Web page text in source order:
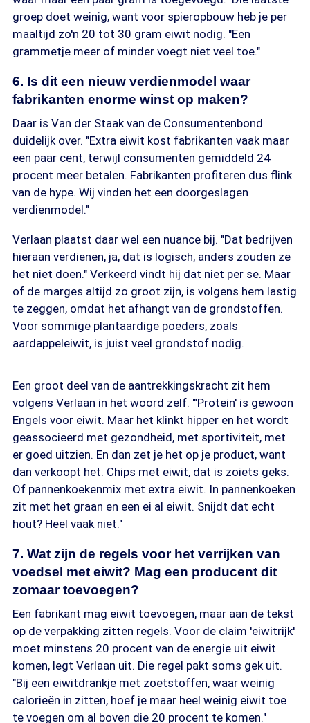
groep doet weinig, want voor spieropbouw heb je per
maaltijd zo'n 20 tot 30 gram eiwit nodig. "Een
grammetje meer of minder voegt niet veel toe."
6. Is dit een nieuw verdienmodel waar
fabrikanten enorme winst op maken?
Daar is Van der Staak van de Consumentenbond
duidelijk over. "Extra eiwit kost fabrikanten vaak maar
een paar cent, terwijl consumenten gemiddeld 24
procent meer betalen. Fabrikanten profiteren dus flink
van de hype. Wij vinden het een doorgeslagen
verdienmodel."
Verlaan plaatst daar wel een nuance bij. "Dat bedrijven
hieraan verdienen, ja, dat is logisch, anders zouden ze
het niet doen." Verkeerd vindt hij dat niet per se. Maar
of de marges altijd zo groot zijn, is volgens hem lastig
te zeggen, omdat het afhangt van de grondstoffen.
Voor sommige plantaardige poeders, zoals
aardappeleiwit, is juist veel grondstof nodig.
Een groot deel van de aantrekkingskracht zit hem
volgens Verlaan in het woord zelf. "'Protein' is gewoon
Engels voor eiwit. Maar het klinkt hipper en het wordt
geassocieerd met gezondheid, met sportiviteit, met
er goed uitzien. En dan zet je het op je product, want
dan verkoopt het. Chips met eiwit, dat is zoiets geks.
Of pannenkoekenmix met extra eiwit. In pannenkoeken
zit met het graan en een ei al eiwit. Snijdt dat echt
hout? Heel vaak niet."
7. Wat zijn de regels voor het verrijken van
voedsel met eiwit? Mag een producent dit
zomaar toevoegen?
Een fabrikant mag eiwit toevoegen, maar aan de tekst
op de verpakking zitten regels. Voor de claim 'eiwitrijk'
moet minstens 20 procent van de energie uit eiwit
komen, legt Verlaan uit. Die regel pakt soms gek uit.
"Bij een eiwitdrankje met zoetstoffen, waar weinig
calorieën in zitten, hoef je maar heel weinig eiwit toe
te voegen om al boven die 20 procent te komen."